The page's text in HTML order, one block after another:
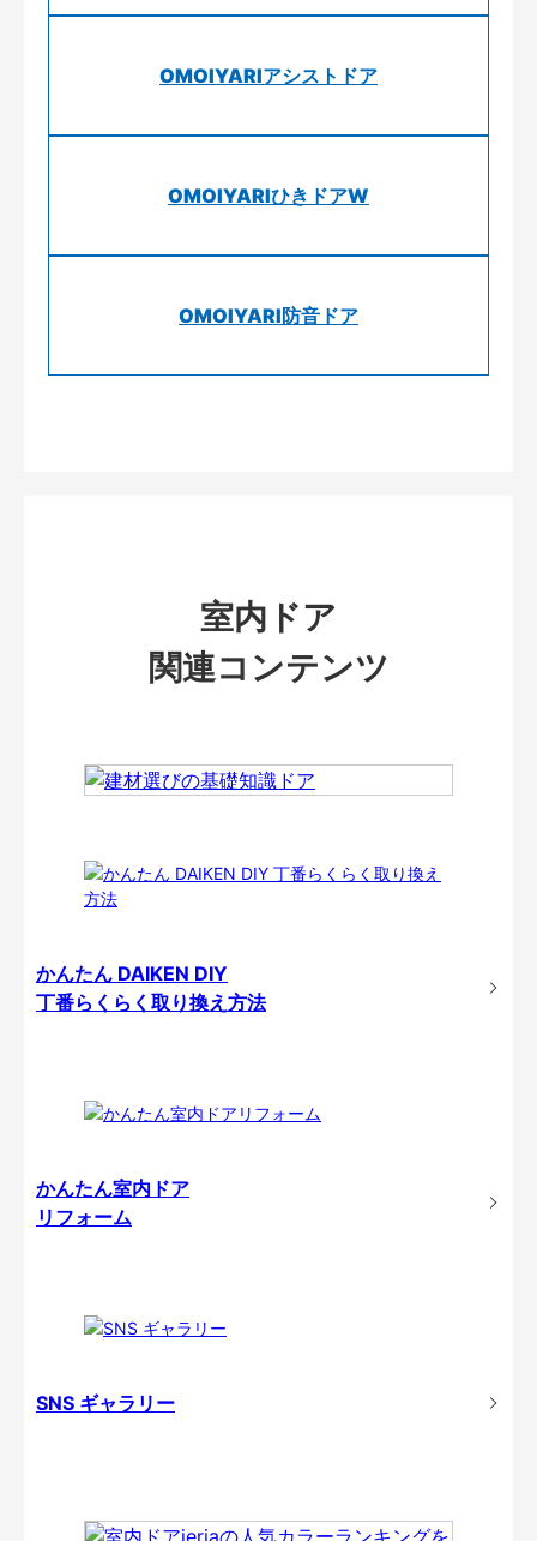
OMOIYARIアシストドア
OMOIYARIひきドアW
OMOIYARI防音ドア
室内ドア
関連コンテンツ
かんたん DAIKEN DIY
丁番らくらく取り換え方法
かんたん室内ドア
リフォーム
SNS ギャラリー